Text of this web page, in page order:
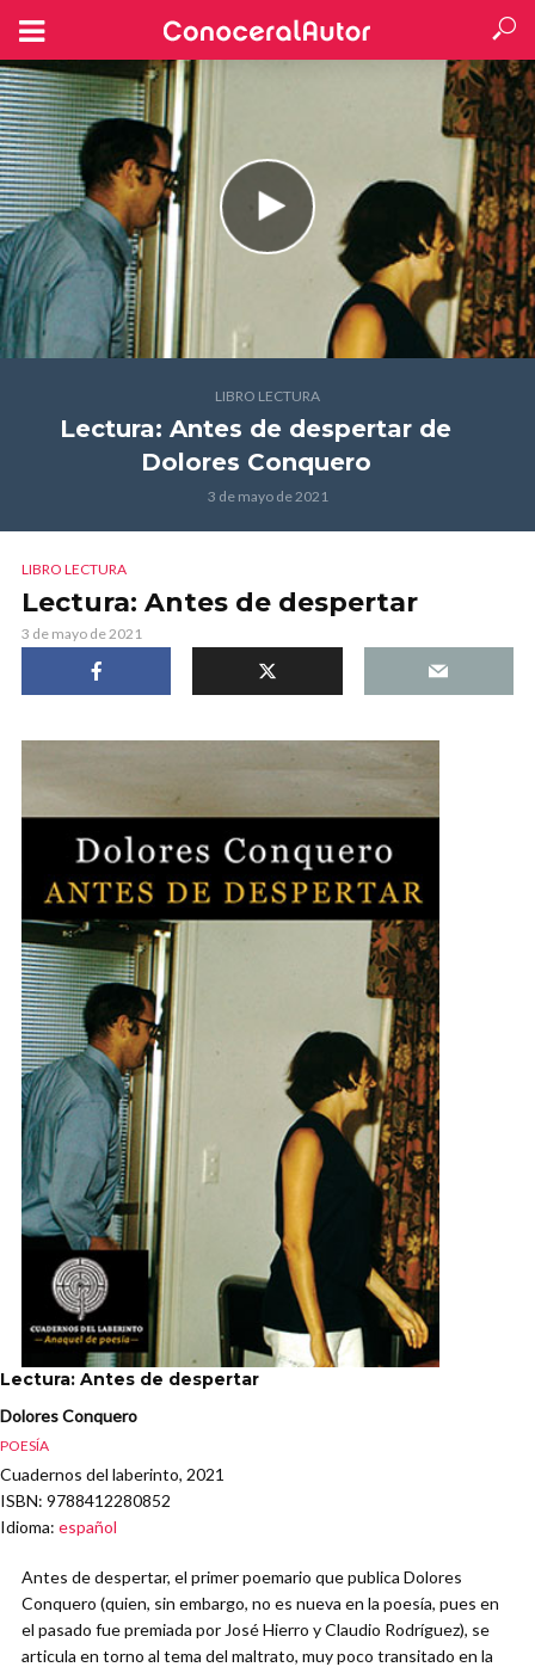
LIBRO LECTURA
Lectura: Antes de despertar de
Dolores Conquero
3 de mayo de 2021
LIBRO LECTURA
Lectura: Antes de despertar
3 de mayo de 2021
Lectura: Antes de despertar
Dolores Conquero
POESÍA
Cuadernos del laberinto, 2021
ISBN: 9788412280852
Idioma: español
Antes de despertar, el primer poemario que publica Dolores
Conquero (quien, sin embargo, no es nueva en la poesía, pues en
el pasado fue premiada por José Hierro y Claudio Rodríguez), se
articula en torno al tema del maltrato, muy poco transitado en la